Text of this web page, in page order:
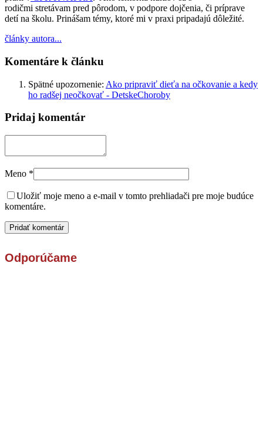
rodičmi stretávam pred pôrodom, v podpore dojčenia, či príprave
detí na školu. Prinášam témy, ktoré mi v praxi pripadajú dôležité.
články autora...
Komentáre k článku
Spätné upozornenie: Ako pripraviť dieťa na očkovanie a kedy
ho radšej neočkovať - DetskeChoroby
Pridaj komentár
Meno *
Uložiť moje meno a e-mail v tomto prehliadači pre moje budúce
komentáre.
Odporúčame